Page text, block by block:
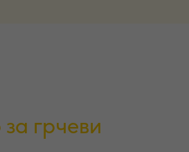
грчеви